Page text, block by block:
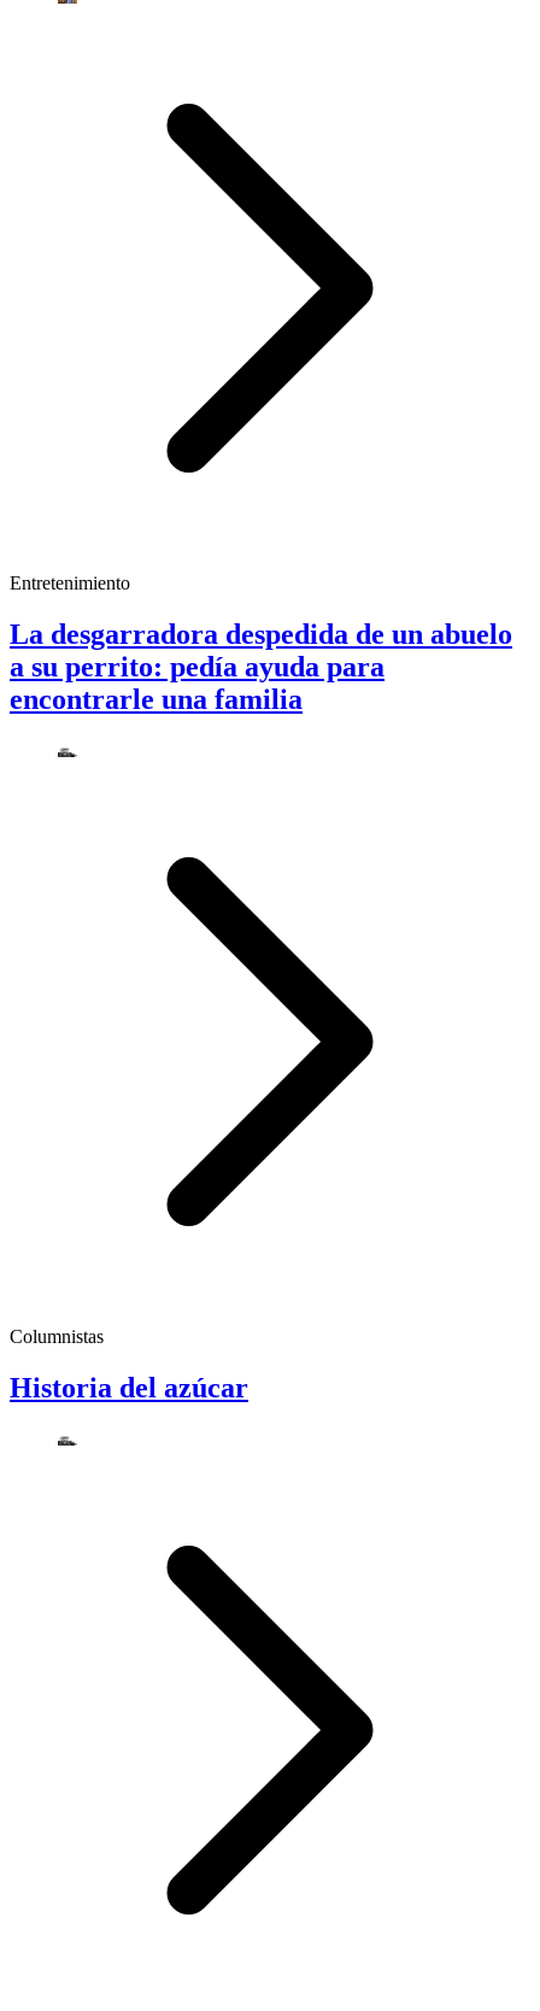
Entretenimiento
La desgarradora despedida de un abuelo
a su perrito: pedía ayuda para
encontrarle una familia
Columnistas
Historia del azúcar